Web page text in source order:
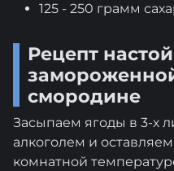
125 - 250 грамм
Рецепт
смородине
Засыпаем ягоды в 3-х
алкоголем и
комнатной